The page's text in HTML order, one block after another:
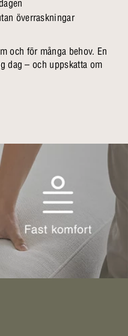
överraskningar
och för många behov. En
dag – och uppskatta om